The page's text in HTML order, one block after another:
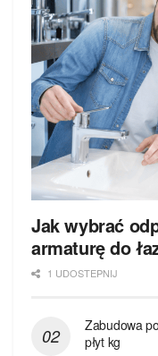
Jak wybrać
armaturę do
1 UDOSTEPNIJ
Zabudowa
płyt kg